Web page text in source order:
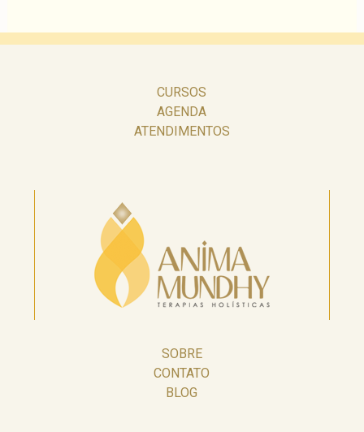
CURSOS
AGENDA
ATENDIMENTOS
SOBRE
CONTATO
BLOG